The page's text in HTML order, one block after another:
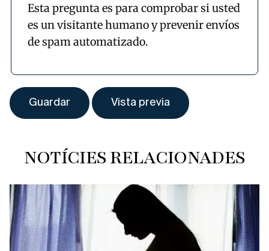
Esta pregunta es para comprobar si usted
es un visitante humano y prevenir envíos
de spam automatizado.
NOTÍCIES RELACIONADES